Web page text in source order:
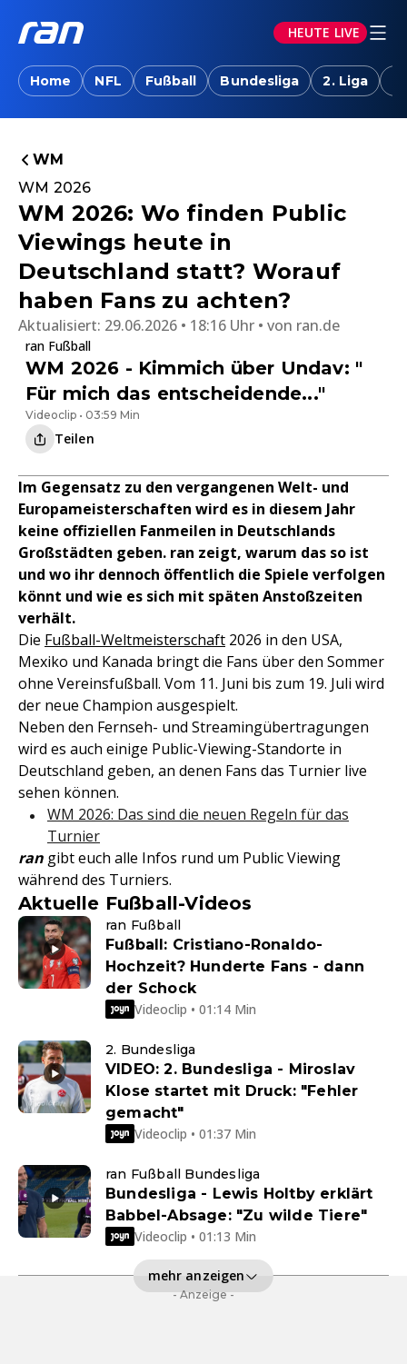
HEUTE LIVE
Home NFL Fußball Bundesliga 2. Liga
WM
WM 2026
WM 2026: Wo finden Public
Viewings heute in
Deutschland statt? Worauf
haben Fans zu achten?
Aktualisiert: 29.06.2026 • 18:16 Uhr von ran.de
ran Fußball
WM 2026 - Kimmich über Undav: "
Für mich das entscheidende..."
Videoclip • 03:59 Min
Teilen
Im Gegensatz zu den vergangenen Welt- und
Europameisterschaften wird es in diesem Jahr
keine offiziellen Fanmeilen in Deutschlands
Großstädten geben. ran zeigt, warum das so ist
und wo ihr dennoch öffentlich die Spiele verfolgen
könnt und wie es sich mit späten Anstoßzeiten
verhält.
Die Fußball-Weltmeisterschaft 2026 in den USA,
Mexiko und Kanada bringt die Fans über den Sommer
ohne Vereinsfußball. Vom 11. Juni bis zum 19. Juli wird
der neue Champion ausgespielt.
Neben den Fernseh- und Streamingübertragungen
wird es auch einige Public-Viewing-Standorte in
Deutschland geben, an denen Fans das Turnier live
sehen können.
WM 2026: Das sind die neuen Regeln für das
Turnier
ran gibt euch alle Infos rund um Public Viewing
während des Turniers.
Aktuelle Fußball-Videos
ran Fußball
Fußball: Cristiano-Ronaldo-
Hochzeit? Hunderte Fans - dann
der Schock
Videoclip • 01:14 Min
2. Bundesliga
VIDEO: 2. Bundesliga - Miroslav
Klose startet mit Druck: "Fehler
gemacht"
Videoclip • 01:37 Min
ran Fußball Bundesliga
Bundesliga - Lewis Holtby erklärt
Babbel-Absage: "Zu wilde Tiere"
Videoclip • 01:13 Min
mehr anzeigen
- Anzeige -